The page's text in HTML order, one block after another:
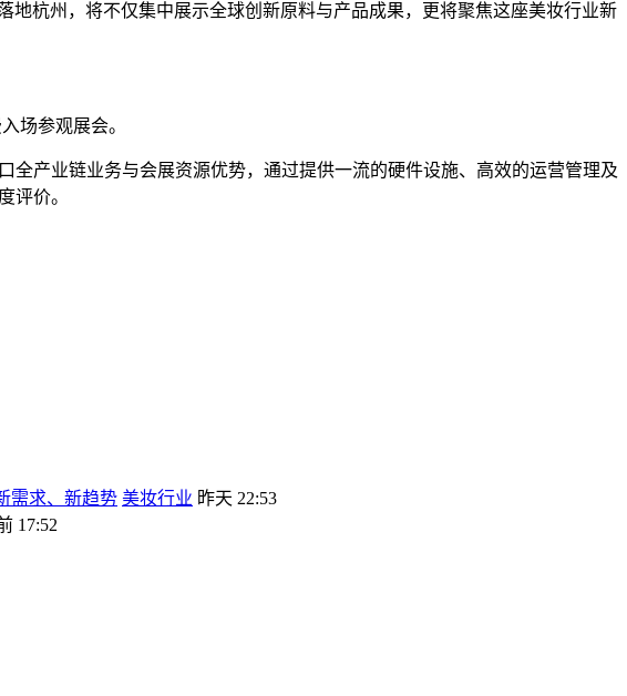
杭州，将不仅集中展示全球创新原料与产品成果，更将聚焦这座美妆行业新
场参观展会。
产业链业务与会展资源优势，通过提供一流的硬件设施、高效的运营管理及
评价。
需求、新趋势 美妆行业 昨天 22:53
17:52